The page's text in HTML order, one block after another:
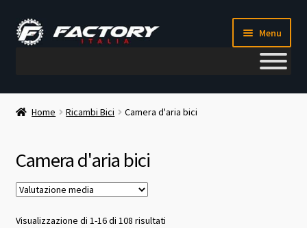
Vai
alla
Vai
al
Menu
Il mio account
Chi siamo
Home Ricambi Bici Camera d'aria bici
Camera d'aria bici
Visualizzazione di 1-16 di 108 risultatiValutazione